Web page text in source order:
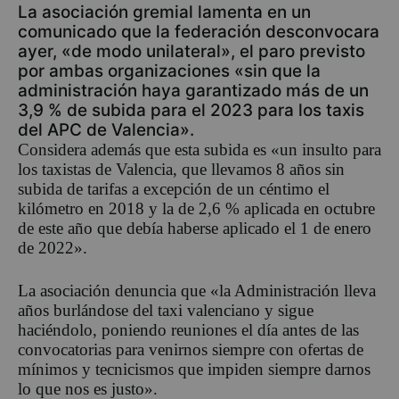
La asociación gremial lamenta en un
comunicado que la federación desconvocara
ayer, «de modo unilateral», el paro previsto
por ambas organizaciones «sin que la
administración haya garantizado más de un
3,9 % de subida para el 2023 para los taxis
del APC de Valencia».
Considera además que esta subida es «un insulto para
los taxistas de Valencia, que llevamos 8 años sin
subida de tarifas a excepción de un céntimo el
kilómetro en 2018 y la de 2,6 % aplicada en octubre
de este año que debía haberse aplicado el 1 de enero
de 2022».
La asociación denuncia que «la Administración lleva
años burlándose del taxi valenciano y sigue
haciéndolo, poniendo reuniones el día antes de las
convocatorias para venirnos siempre con ofertas de
mínimos y tecnicismos que impiden siempre darnos
lo que nos es justo».